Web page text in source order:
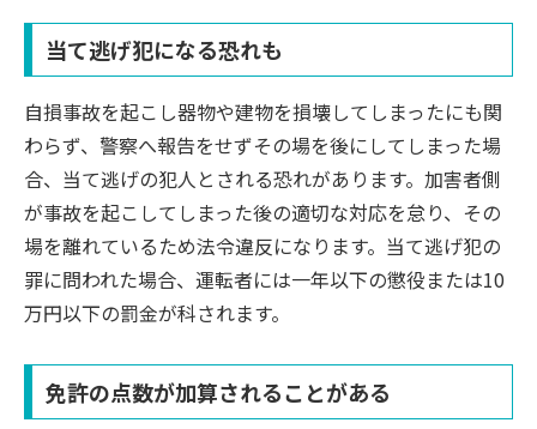
当て逃げ犯になる恐れも
自損事故を起こし器物や建物を損壊してしまったにも関
わらず、警察へ報告をせずその場を後にしてしまった場
合、当て逃げの犯人とされる恐れがあります。加害者側
が事故を起こしてしまった後の適切な対応を怠り、その
場を離れているため法令違反になります。当て逃げ犯の
罪に問われた場合、運転者には一年以下の懲役または10
万円以下の罰金が科されます。
免許の点数が加算されることがある